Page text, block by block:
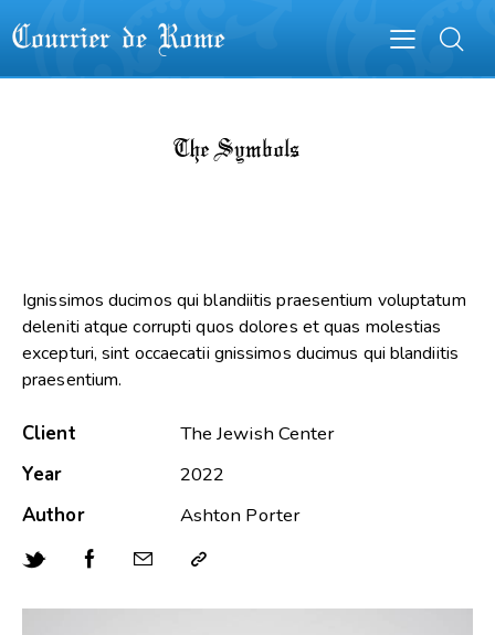
The Symbols
Ignissimos ducimos qui blandiitis praesentium voluptatum
deleniti atque corrupti quos dolores et quas molestias
excepturi, sint occaecatii gnissimos ducimus qui blandiitis
praesentium.
Client
The Jewish Center
Year
2022
Author
Ashton Porter